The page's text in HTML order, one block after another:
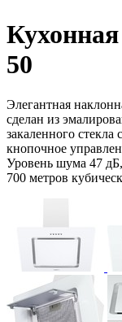
50
Элегантная
сделан из
закаленного
кнопочное
Уровень шума 47
700 метров